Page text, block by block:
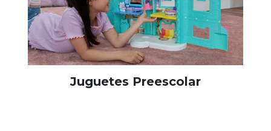
Juguetes Preescolar